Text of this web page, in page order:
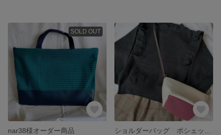
SOLD OUT
nar38様オーダー商品